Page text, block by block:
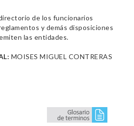
de los funcionarios
y demás disposiciones
las entidades.
MOISES MIGUEL CONTRERAS